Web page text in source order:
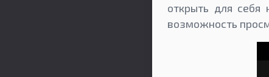
открыть для себя
возможность